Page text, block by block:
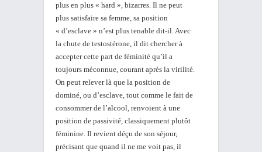
plus en plus « hard », bizarres. Il ne peut
plus satisfaire sa femme, sa position
« d’esclave » n’est plus tenable dit-il. Avec
la chute de testostérone, il dit chercher à
accepter cette part de féminité qu’il a
toujours méconnue, courant après la virilité.
On peut relever là que la position de
dominé, ou d’esclave, tout comme le fait de
consommer de l’alcool, renvoient à une
position de passivité, classiquement plutôt
féminine. Il revient déçu de son séjour,
précisant que quand il ne me voit pas, il